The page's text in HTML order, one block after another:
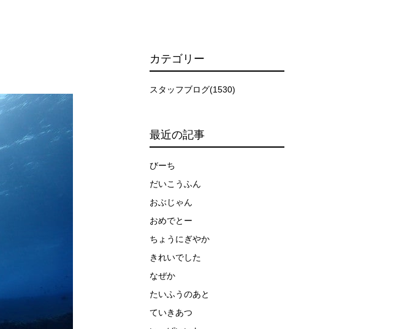
カテゴリー
スタッフブログ(1530)
最近の記事
びーち
だいこうふん
おぶじゃん
おめでとー
ちょうにぎやか
きれいでした
なぜか
たいふうのあと
ていきあつ
断した場合にのみエントリーを行います。
、エントリーの順番はガイドが決定しますので、必ずその指示に従って準備してくだ
とを嫌い、逃げてしまう場合があります。そのため、原則として緊急時やガイドの指
度でもそのような行動を取る人間を嫌がってしまうと、その後スイムで近づくことが
、万が一海にエントリーできなかった場合や、クジラを発見できなかった場合でも返
る中でスノーケリングを行う場合が多くなります。泳力や体力に自信のない方、また
ないと判断した場合には、参加をお断りする場合があります。スキンダイビングの経
ますので、あらかじめご了承ください。これまでの経験については当日ご申告いただ